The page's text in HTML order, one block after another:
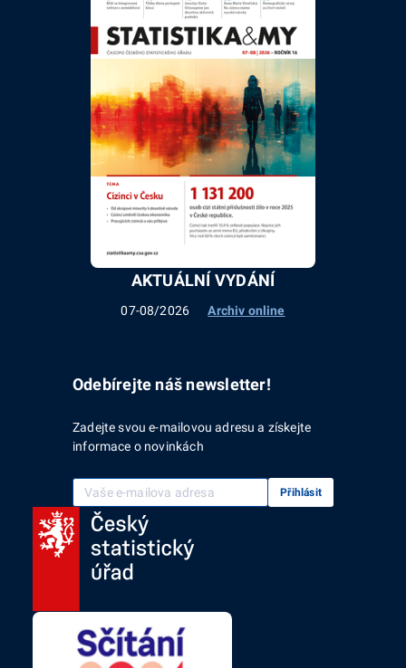
AKTUÁLNÍ VYDÁNÍ
07-08/2026 Archiv online
Odebírejte náš newsletter!
Zadejte svou e-mailovou adresu a získejte
informace o novinkách
Vaše e-mailová adresa Přihlásit